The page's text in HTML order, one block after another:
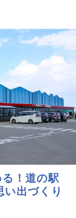
！道の駅
い出づくり